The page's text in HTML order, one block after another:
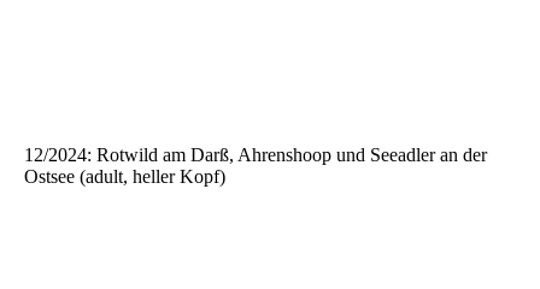
12/2024: Rotwild am Darß, Ahrenshoop und Seeadler an der
Ostsee (adult, heller Kopf)